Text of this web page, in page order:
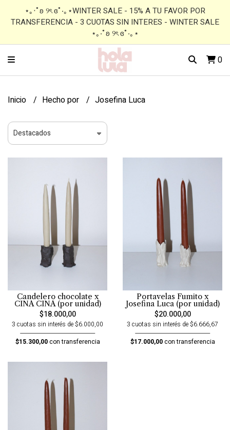
⋆｡‧˚ʚ ୨ৎ ɞ˚‧｡⋆WINTER SALE - 15% A TU FAVOR POR
TRANSFERENCIA - 3 CUOTAS SIN INTERES - WINTER SALE
⋆｡‧˚ʚ ୨ৎ ɞ˚‧｡⋆
0
Inicio Hecho por Josefina Luca
Candelero chocolate x
CINA CINA (por unidad)
$18.000,00
3 cuotas sin interés de $6.000,00
$15.300,00con transferencia
Portavelas Fumito x
Josefina Luca (por unidad)
$20.000,00
3 cuotas sin interés de $6.666,67
$17.000,00con transferencia